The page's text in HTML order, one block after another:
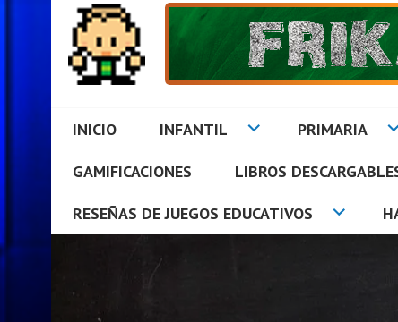
Saltar
contenido
FRIKAZOS EN EL
INICIO INFANTIL PRIMARIA
GAMIFICACIONES LIBROS
RESEÑAS DE JUEGOS EDUCATIVOS